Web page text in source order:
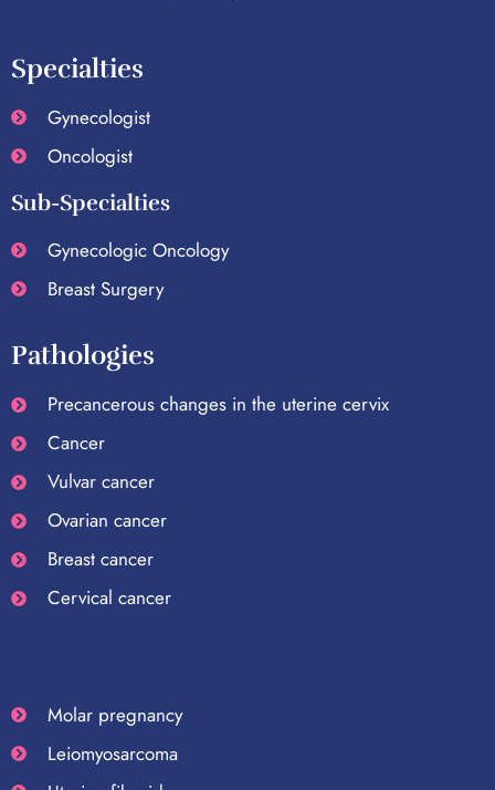
Specialties
Gynecologist
Oncologist
Sub-Specialties
Gynecologic Oncology
Breast Surgery
Pathologies
Precancerous changes in the uterine cervix
Cancer
Vulvar cancer
Ovarian cancer
Breast cancer
Cervical cancer
Molar pregnancy
Leiomyosarcoma